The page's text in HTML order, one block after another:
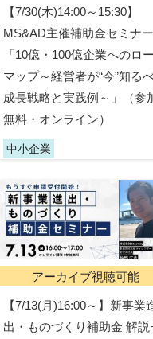
【7/30(木)14:00～15:30】
MS&AD主催補助金セミナー
「10億・100億企業へのロ
マップ～経営者が“今”知る
成長戦略と実践例～」（参
無料・オンライン）
中小企業
アーカイブ視聴可能
【7/13(月)16:00～】新事業
出・ものづくり補助金 解説